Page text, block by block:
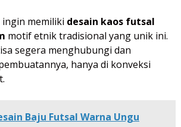
memiliki desain kaos futsal
motif etnik tradisional yang unik ini.
segera menghubungi dan
hanya di konveksi
Baju Futsal Warna Ungu